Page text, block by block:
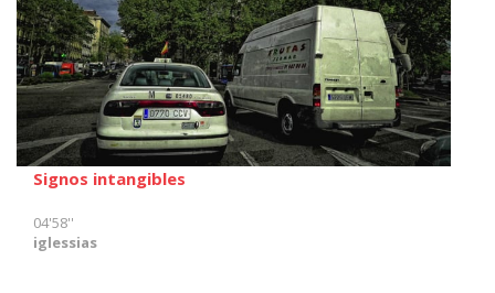
Signos intangibles
04'58''
iglessias